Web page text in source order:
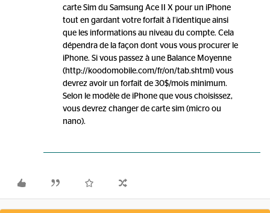
carte Sim du Samsung Ace II X pour un iPhone
tout en gardant votre forfait à l’identique ainsi
que les informations au niveau du compte. Cela
dépendra de la façon dont vous vous procurer le
iPhone. Si vous passez à une Balance Moyenne
(http://koodomobile.com/fr/on/tab.shtml) vous
devrez avoir un forfait de 30$/mois minimum.
Selon le modèle de iPhone que vous choisissez,
vous devrez changer de carte sim (micro ou
nano).